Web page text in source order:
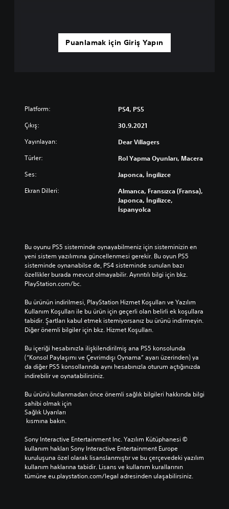
Puanlamak için Giriş Yapın
Platform: PS4, PS5
Çıkış: 30.9.2021
Yayınlayan: Dear Villagers
Türler: Rol Yapma Oyunları, Macera
Ses: Japonca, İngilizce
Ekran Dilleri:
Almanca, Fransızca (Fransa),
Japonca, İngilizce,
İspanyolca
Bu oyunu PS5 sisteminde oynayabilmeniz için sisteminizin en
yeni sistem yazılımına güncellenmesi gerekir. Bu oyun PS5
sisteminde oynanabilse de, PS4 sisteminde sunulan bazı
özellikler burada mevcut olmayabilir. Ayrıntılı bilgi için bkz.
PlayStation.com/bc.
Bu ürünün indirilmesi, PlayStation Hizmet Koşulları ve Yazılım
Kullanım Koşulları ile bu ürün için geçerli olan belirli ek koşullara
tabidir. Şartları kabul etmek istemiyorsanız bu ürünü indirmeyin.
Diğer önemli bilgiler için bkz. Hizmet Koşulları.
Bu içeriği hesabınızla ilişkilendirilmiş ana PS5 konsolunda
(“Konsol Paylaşımı ve Çevrimdışı Oynama” ayarı üzerinden) ya
da diğer PS5 konsollarında aynı hesabınızla oturum açtığınızda
indirebilir ve oynatabilirsiniz.
Bu ürünü kullanmadan önce önemli sağlık bilgileri hakkında bilgi
sahibi olmak için
Sağlık Uyarıları
kısmına bakın.
Sony Interactive Entertainment Inc. Yazılım Kütüphanesi ©
kullanım hakları Sony Interactive Entertainment Europe
kuruluşuna özel olarak lisanslanmıştır ve bu çerçevedeki yazılım
kullanım haklarına tabidir. Lisans ve kullanım kurallarının
tümüne eu.playstation.com/legal adresinden ulaşabilirsiniz.